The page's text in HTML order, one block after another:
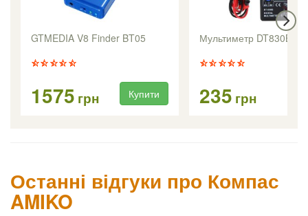
GTMEDIA V8 Finder BT05
1575 грн Купити
Мультиметр DT830B
235 грн
Останні відгуки про Компас
AMIKO